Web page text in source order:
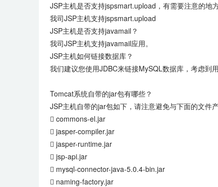
JSP主机是否支持jspsmart.upload，有需要注意的地
我司JSP主机支持jspsmart.upload
JSP主机是否支持javamail？
我司JSP主机支持javamail应用。
JSP主机如何链接数据库？
我们建议您使用JDBC来链接MySQL数据库，考虑到
Tomcat系统自带的jar包有哪些？
JSP主机自带的jar包如下，请注意避免与下面的文件产
 commons-el.jar
 jasper-compiler.jar
 jasper-runtime.jar
 jsp-api.jar
 mysql-connector-java-5.0.4-bin.jar
 naming-factory.jar